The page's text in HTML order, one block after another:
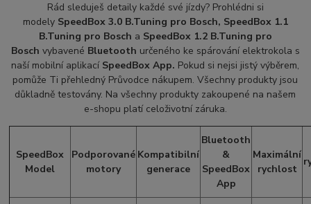
Rád sleduješ detaily každé své jízdy? Prohlédni si
modely SpeedBox 3.0 B.Tuning pro Bosch, SpeedBox 1.1
B.Tuning pro Bosch a SpeedBox 1.2 B.Tuning pro
Bosch vybavené Bluetooth určeného ke spárování elektrokola s
naší mobilní aplikací SpeedBox App. Pokud si nejsi jistý výběrem,
pomůže Ti přehledný Průvodce nákupem. Všechny produkty jsou
důkladně testovány. Na všechny produkty zakoupené na našem
e-shopu platí celoživotní záruka.
SpeedBox
Model
Podporované
motory
Kompatibilní
generace
Bluetooth
&
SpeedBox
App
Maximální
rychlost